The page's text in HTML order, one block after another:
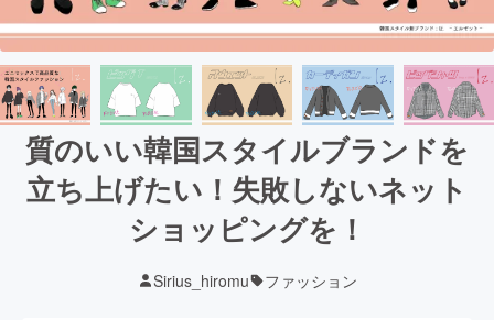
質のいい韓国スタイルブランドを
立ち上げたい！失敗しないネット
ショッピングを！
Sirius_hiromu ファッション